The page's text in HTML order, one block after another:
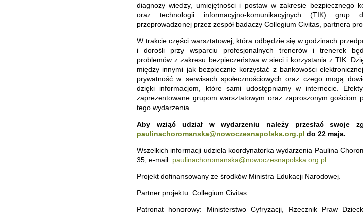
diagnozy wiedzy, umiejętności i postaw w zakresie bezpiecznego
oraz technologii informacyjno-komunikacyjnych (TIK) grup
przeprowadzonej przez zespół badaczy Collegium Civitas, partnera
W trakcie części warsztatowej, która odbędzie się w godzinach
i dorośli przy wsparciu profesjonalnych trenerów i trenerek
problemów z zakresu bezpieczeństwa w sieci i korzystania z TIK.
między innymi jak bezpiecznie korzystać z bankowości
prywatność w serwisach społecznościowych oraz czego mogą
dzięki informacjom, które sami udostępniamy w internecie.
zaprezentowane grupom warsztatowym oraz zaproszonym gościom
tego wydarzenia.
Aby wziąć udział w wydarzeniu należy przesłać swoje
paulinachoromanska@nowoczesnapolska.org.pl do 22 maja.
Wszelkich informacji udziela koordynatorka wydarzenia Paulina
35, e-mail: paulinachoromanska@nowoczesnapolska.org.pl
Projekt dofinansowany ze środków Ministra Edukacji Narodowej.
Partner projektu: Collegium Civitas.
Patronat honorowy: Ministerstwo Cyfryzacji, Rzecznik Praw